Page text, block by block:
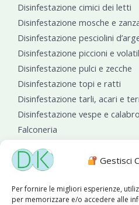
Gestisci
Per fornire le migliori esperienze,
per memorizzare e/o accedere alle
Disinfestazione cimici dei letti
Disinfestazione mosche e
Disinfestazione pesciolini
Disinfestazione piccioni e
Disinfestazione pulci e zecche
Disinfestazione topi e ratti
Disinfestazione tarli, acari e
Disinfestazione vespe e
Falconeria